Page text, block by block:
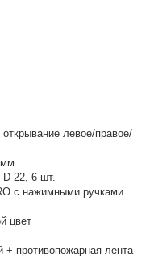
левое/правое/
22, 6 шт.
с нажимными ручками
цвет​​​​​​​
противопожарная лента